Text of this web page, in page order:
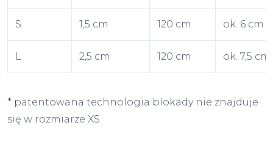
S 1,5 cm 120 cm ok. 6 cm
L 2,5 cm 120 cm ok. 7,5 cm
* patentowana technologia blokady nie znajduje
się w rozmiarze XS